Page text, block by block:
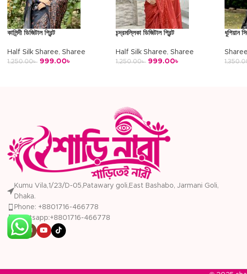
কালিন্দী ডিজিটাল প্রিন্ট
Half Silk Sharee, Sharee
1,250.00৳ 999.00৳
চন্দ্রমল্লিকা ডিজিটাল প্রিন্ট
Half Silk Sharee,Sharee
1,250.00৳ 999.00৳
ধুপিয়ান
Sharee
Kumu Vila,1/23/D-05,Patawary goli,East Bashabo, Jarmani Goli,
Dhaka.
Phone: +8801716-466778
Whatsapp:+8801716-466778